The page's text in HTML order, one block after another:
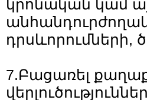
կրոնական կամ
դրսևորումների,
7.Բացառել